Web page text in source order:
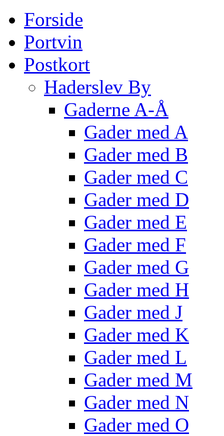
Forside
Portvin
Postkort
Haderslev By
Gaderne A-Å
Gader med A
Gader med B
Gader med C
Gader med D
Gader med E
Gader med F
Gader med G
Gader med H
Gader med J
Gader med K
Gader med L
Gader med M
Gader med N
Gader med O